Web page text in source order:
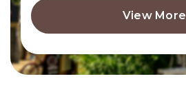
View More